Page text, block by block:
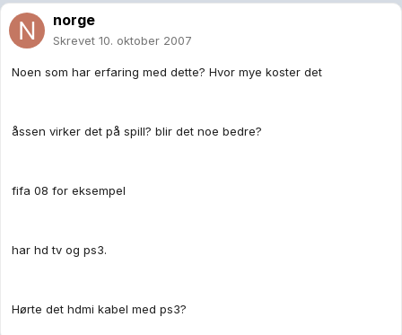
norge
Skrevet 10. oktober 2007
Noen som har erfaring med dette? Hvor mye koster det
åssen virker det på spill? blir det noe bedre?
fifa 08 for eksempel
har hd tv og ps3.
Hørte det hdmi kabel med ps3?